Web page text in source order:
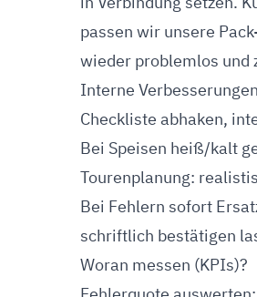
passen wir unsere
wieder problemlos und
Interne
Checkliste abhaken,
Bei Speisen heiß/kalt
Tourenplanung:
Bei Fehlern sofort
schriftlich bestätigen
Woran messen (KPIs)?